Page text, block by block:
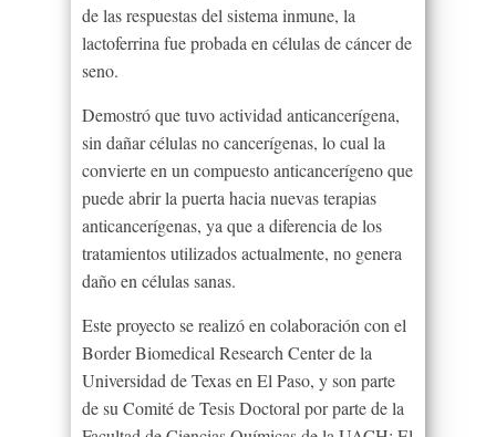
de las respuestas del sistema inmune, la
lactoferrina fue probada en células de cáncer de
seno.
Demostró que tuvo actividad anticancerígena,
sin dañar células no cancerígenas, lo cual la
convierte en un compuesto anticancerígeno que
puede abrir la puerta hacia nuevas terapias
anticancerígenas, ya que a diferencia de los
tratamientos utilizados actualmente, no genera
daño en células sanas.
Este proyecto se realizó en colaboración con el
Border Biomedical Research Center de la
Universidad de Texas en El Paso, y son parte
de su Comité de Tesis Doctoral por parte de la